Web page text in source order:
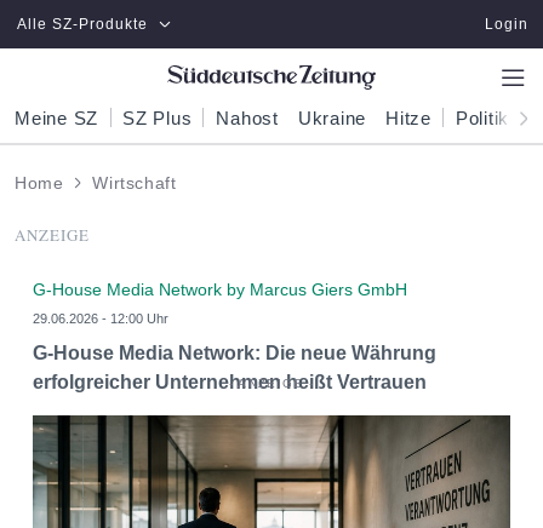
Zum Hauptinhalt springen
Alle SZ-Produkte Login
Meine SZ SZ Plus Nahost Ukraine Hitze Politik
Home Wirtschaft
ANZEIGE
G-House Media Network by Marcus Giers GmbH
29.06.2026 - 12:00 Uhr
G-House Media Network: Die neue Währung
erfolgreicher Unternehmen heißt Vertrauen